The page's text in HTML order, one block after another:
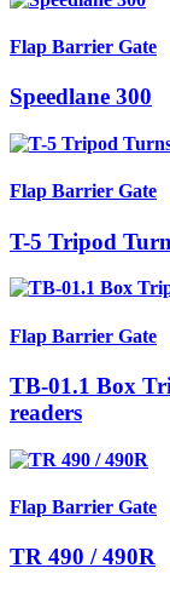
Flap Barrier Gate
Speedlane 300
Flap Barrier Gate
T-5 Tripod
Flap Barrier Gate
TB-01.1 Box
readers
Flap Barrier Gate
TR 490 / 490R